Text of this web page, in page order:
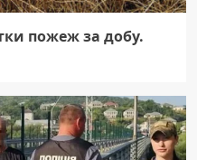
пожеж за добу.